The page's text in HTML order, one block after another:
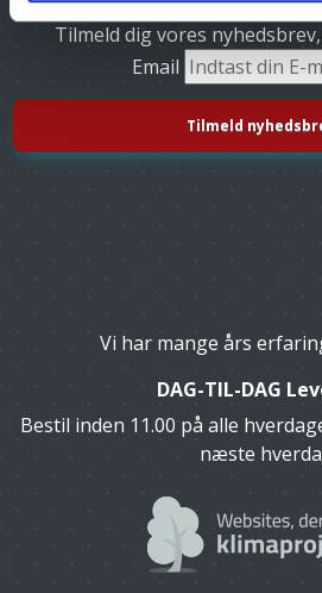
Tilmeld dig vores
Email
Vi har mange års
DAG-TIL-DAG
Bestil inden 11.00 på alle
næste